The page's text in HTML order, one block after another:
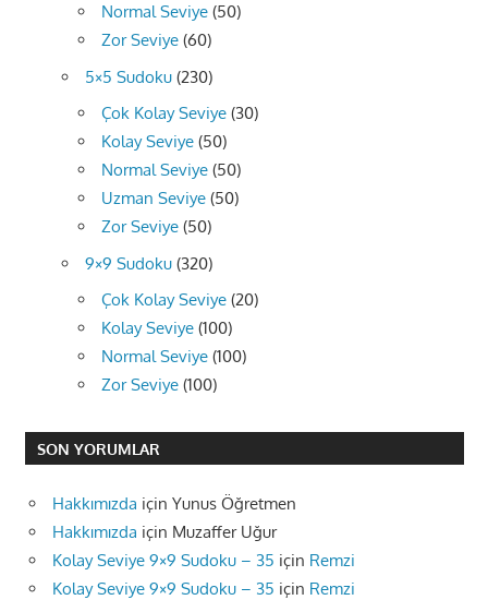
Normal Seviye (50)
Zor Seviye (60)
5×5 Sudoku (230)
Çok Kolay Seviye (30)
Kolay Seviye (50)
Normal Seviye (50)
Uzman Seviye (50)
Zor Seviye (50)
9×9 Sudoku (320)
Çok Kolay Seviye (20)
Kolay Seviye (100)
Normal Seviye (100)
Zor Seviye (100)
SON YORUMLAR
Hakkımızda için Yunus Öğretmen
Hakkımızda için Muzaffer Uğur
Kolay Seviye 9×9 Sudoku – 35 için Remzi
Kolay Seviye 9×9 Sudoku – 35 için Remzi